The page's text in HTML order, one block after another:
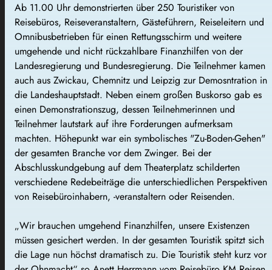
Ab 11.00 Uhr demonstrierten über 250 Touristiker von
Reisebüros, Reiseveranstaltern, Gästeführern, Reiseleitern und
Omnibusbetrieben für einen Rettungsschirm und weitere
umgehende und nicht rückzahlbare Finanzhilfen von der
Landesregierung und Bundesregierung. Die Teilnehmer kamen
auch aus Zwickau, Chemnitz und Leipzig zur Demosntration in
die Landeshauptstadt. Neben einem großen Buskorso gab es
einen Demonstrationszug, dessen Teilnehmerinnen und
Teilnehmer lautstark auf ihre Forderungen aufmerksam
machten. Höhepunkt war ein symbolisches "Zu-Boden-Gehen"
der gesamten Branche vor dem Zwinger. Bei der
Abschlusskundgebung auf dem Theaterplatz schilderten
verschiedene Redebeiträge die unterschiedlichen Perspektiven
von Reisebüroinhabern, -veranstaltern oder Reisenden.
„Wir brauchen umgehend Finanzhilfen, unsere Existenzen
müssen gesichert werden. In der gesamten Touristik spitzt sich
die Lage nun höchst dramatisch zu. Die Touristik steht kurz vor